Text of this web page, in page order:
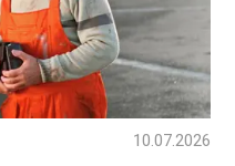
10.07.2026